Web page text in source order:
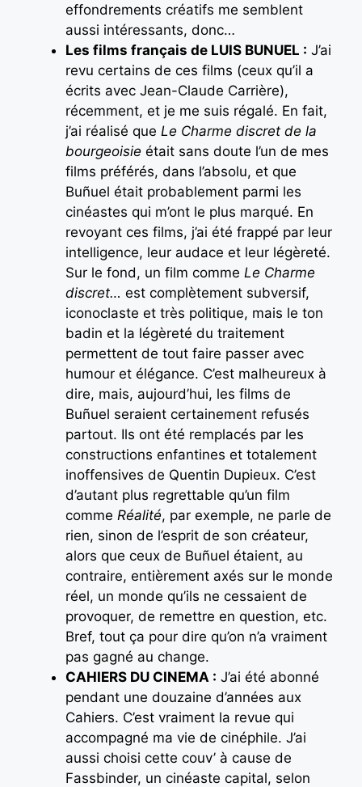
effondrements créatifs me semblent
aussi intéressants, donc…
Les films français de LUIS BUNUEL : J’ai
revu certains de ces films (ceux qu’il a
écrits avec Jean-Claude Carrière),
récemment, et je me suis régalé. En fait,
j’ai réalisé que Le Charme discret de la
bourgeoisie était sans doute l’un de mes
films préférés, dans l’absolu, et que
Buñuel était probablement parmi les
cinéastes qui m’ont le plus marqué. En
revoyant ces films, j’ai été frappé par leur
intelligence, leur audace et leur légèreté.
Sur le fond, un film comme Le Charme
discret… est complètement subversif,
iconoclaste et très politique, mais le ton
badin et la légèreté du traitement
permettent de tout faire passer avec
humour et élégance. C’est malheureux à
dire, mais, aujourd’hui, les films de
Buñuel seraient certainement refusés
partout. Ils ont été remplacés par les
constructions enfantines et totalement
inoffensives de Quentin Dupieux. C’est
d’autant plus regrettable qu’un film
comme Réalité, par exemple, ne parle de
rien, sinon de l’esprit de son créateur,
alors que ceux de Buñuel étaient, au
contraire, entièrement axés sur le monde
réel, un monde qu’ils ne cessaient de
provoquer, de remettre en question, etc.
Bref, tout ça pour dire qu’on n’a vraiment
pas gagné au change.
CAHIERS DU CINEMA : J’ai été abonné
pendant une douzaine d’années aux
Cahiers. C’est vraiment la revue qui
accompagné ma vie de cinéphile. J’ai
aussi choisi cette couv’ à cause de
Fassbinder, un cinéaste capital, selon